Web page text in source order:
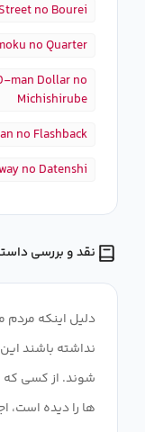
no Bourei
no Quarter
man Dollar no
Michishirube
no Flashback
no Datenshi
نقد و بررسی داستان با
دلیل اینکه
نداشته باشند
شوند. از کسی که
ها را دیده است،